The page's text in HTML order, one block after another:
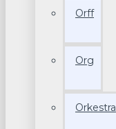
Orff
Org
Orkestra